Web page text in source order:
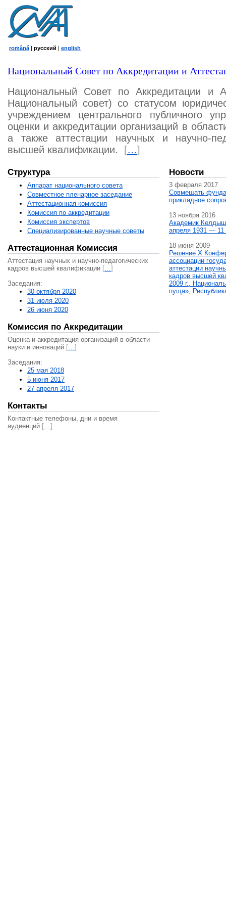
română | русский | english
Национальный Совет по Аккредитации и
Национальный Совет по Аккредитации и
Национальный совет) со статусом
учреждением центрального публичного
оценки и аккредитации организаций в
а также аттестации научных и научно-
высшей квалификации.
[…]
Структура
Аппарат национального совета
Совместное пленарное заседание
Аттестационная комисcия
Комиссия по аккредитации
Комиссия экспертов
Специализированные научные советы
Аттестационная Комиссия
Аттестация научных и научно-педагогических
кадров высшей квалификации […]
Заседания:
30 октября 2020
31 июля 2020
26 июня 2020
Комиссия по Аккредитации
Оценка и аккредитация организаций в области
науки и инноваций […]
Заседания:
25 мая 2018
5 июня 2017
27 апреля 2017
Контакты
Контактные телефоны, дни и время
аудиенций […]
Новости
3 февраля 2017
Совмещать
прикладное
13 ноября 2016
Академик
апреля 1931 — 11
18 июня 2009
Решение X
ассоциации
аттестации
кадров высшей
2009 г.,
пуща»,